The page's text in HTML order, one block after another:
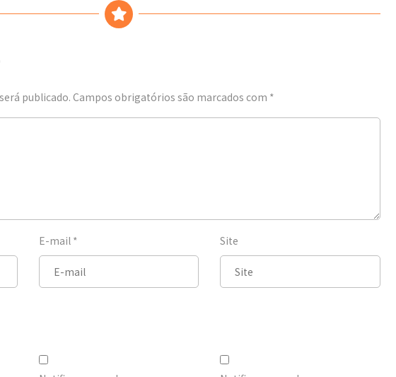
publicado. Campos obrigatórios são marcados com *
E-mail * Site